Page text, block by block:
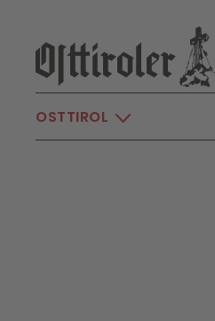
Skip to main content
OSTTIROL